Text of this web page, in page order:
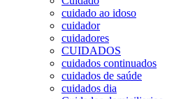
cuidado ao idoso
cuidador
cuidadores
CUIDADOS
cuidados continuados
cuidados de saúde
cuidados dia